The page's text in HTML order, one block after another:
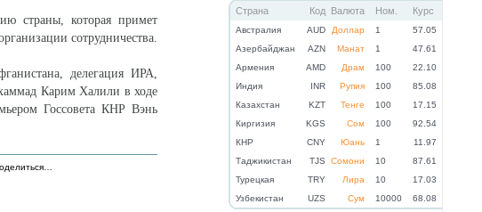
Страна Код Валюта Ном. Курс
Австралия AUD Доллар 1
57.05
Азербайджан
AZN Манат 1
47.61
Армения
AMD Драм 100
22.10
Индия
INR Рупия 100
85.08
Казахстан
KZT Тенге 100
17.15
Киргизия
KGS Сом 100
92.54
КНР
CNY Юань 1
11.97
Таджикистан
TJS Сомони 10
87.61
Турецкая
TRY Лира 10
17.03
Узбекистан
UZS Сум 10000 68.08
страны, которая примет
сотрудничества.
делегация ИРА,
Карим Халили в ходе
Госсовета КНР Вэнь